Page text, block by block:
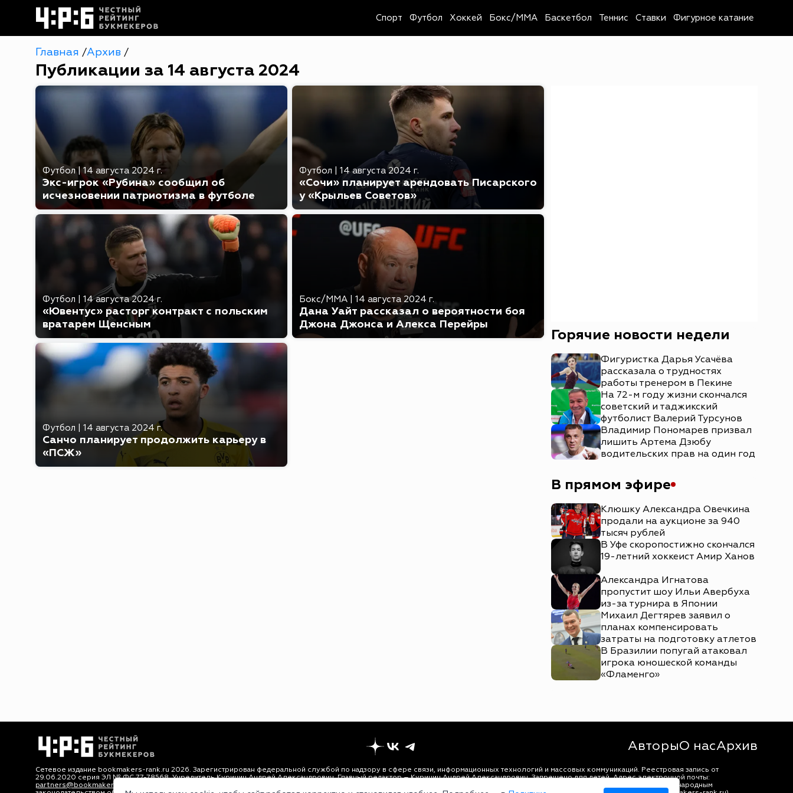
Спорт Футбол Хоккей Бокс/MMA Баскетбол Теннис Ставки Фигурное катание
Главная /Архив /
Публикации за 14 августа 2024
Футбол|14 августа 2024 г.
Экс-игрок «Рубина» сообщил об
исчезновении патриотизма в футболе
Футбол 14 августа 2024 г.
«Сочи» планирует арендовать Писарского
у «Крыльев Советов»
Футбол 14 августа 2024 г.
«Ювентус» расторг контракт с польским
вратарем Щенсным
Бокс/MMA 14 августа 2024 г.
Дана Уайт рассказал о вероятности боя
Джона Джонса и Алекса Перейры
Футбол 14 августа 2024 г.
Санчо планирует продолжить карьеру в
«ПСЖ»
Горячие новости недели
Фигуристка Дарья Усачёва
рассказала о трудностях
работы тренером в Пекине
На 72-м году жизни скончался
советский и таджикский
футболист Валерий Турсунов
Владимир Пономарев призвал
лишить Артема Дзюбу
водительских прав на один год
В прямом эфире
Клюшку Александра Овечкина
продали на аукционе за 940
тысяч рублей
В Уфе скоропостижно скончался
19-летний хоккеист Амир Ханов
Александра Игнатова
пропустит шоу Ильи Авербуха
из-за турнира в Японии
Михаил Дегтярев заявил о
планах компенсировать
затраты на подготовку атлетов
В Бразилии попугай атаковал
игрока юношеской команды
«Фламенго»
АвторыО насАрхив
Сетевое издание bookmakers-rank.ru 2026. Зарегистрирован федеральной службой по надзору в сфере связи, информационных технологий и массовых коммуникаций. Реестровая запись от
29.06.2020 серия ЭЛ № ФС 77-78568. Учредитель Курицин Андрей Александрович. Главный редактор – Курицин Андрей Александрович. Запрещено для детей. Адрес электронной почты:
partners@bookmakers-rank.ru
, телефон редакции +7 (980) 683-96-60. Все права на любые материалы, опубликованные на сайте, защищены в соответствии с российским и международным